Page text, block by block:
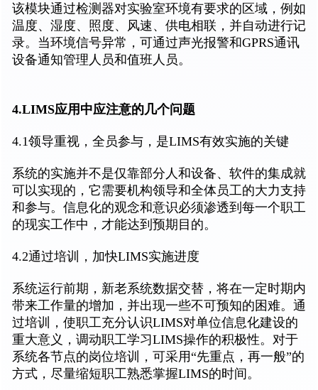
该模块通过检测器对实验室环境有要求的区域，例如
温度、湿度、照度、风速、供电相联，并自动进行记
录。当环境信号异常，可通过声光报警和GPRS通讯
设备通知管理人员和值班人员。
4.LIMS应用中应注意的几个问题
4.1领导重视，全员参与，是LIMS有效实施的关键
系统的实施并不是仅靠部分人和设备、软件的集成就
可以实现的，它需要机构领导和全体员工的大力支持
和参与。信息化的观念和意识必须渗透到每一个职工
的现实工作中，才能达到预期目的。
4.2通过培训，加快LIMS实施进度
系统运行前期，新老系统数据交替，将在一定时期内
带来工作量的增加，并出现一些不可预知的困难。通
过培训，使职工充分认识LIMS对单位信息化建设的
重大意义，调动职工学习LIMS操作的积极性。对于
系统各节点的岗位培训，可采用“先重点，再一般”的
方式，尽量缩短职工熟悉掌握LIMS的时间。